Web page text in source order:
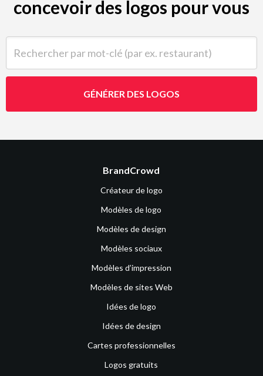
concevoir des logos pour vous
GÉNÉRER DES LOGOS
BrandCrowd
Créateur de logo
Modèles de logo
Modèles de design
Modèles sociaux
Modèles d’impression
Modèles de sites Web
Idées de logo
Idées de design
Cartes professionnelles
Logos gratuits